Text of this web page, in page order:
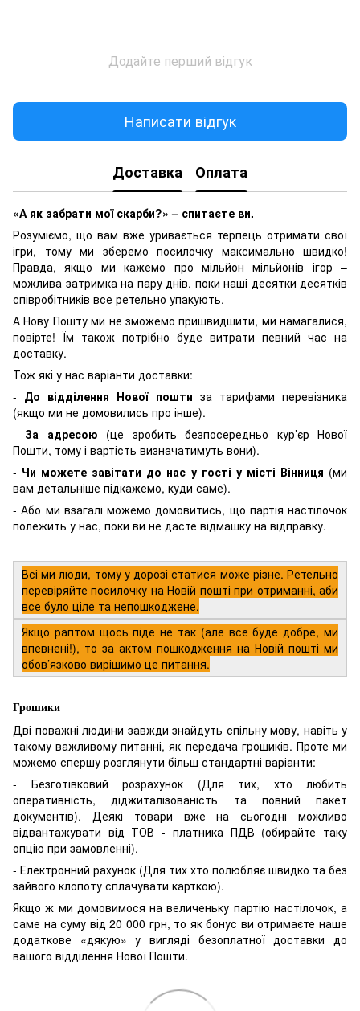
Додайте перший відгук
Написати відгук
Доставка Оплата
«А як забрати мої скарби?» – спитаєте ви.
Розуміємо, що вам вже уривається терпець отримати свої
ігри, тому ми зберемо посилочку максимально швидко!
Правда, якщо ми кажемо про мільйон мільйонів ігор –
можлива затримка на пару днів, поки наші десятки десятків
співробітників все ретельно упакують.
А Нову Пошту ми не зможемо пришвидшити, ми намагалися,
повірте! Їм також потрібно буде витрати певний час на
доставку.
Тож які у нас варіанти доставки:
- До відділення Нової пошти за тарифами перевізника
(якщо ми не домовились про інше).
- За адресою (це зробить безпосередньо кур’єр Нової
Пошти, тому і вартість визначатимуть вони).
- Чи можете завітати до нас у гості у місті Вінниця (ми
вам детальніше підкажемо, куди саме).
- Або ми взагалі можемо домовитись, що партія настілочок
полежить у нас, поки ви не дасте відмашку на відправку.
Всі ми люди, тому у дорозі статися може різне. Ретельно
перевіряйте посилочку на Новій пошті при отриманні, аби
все було ціле та непошкоджене.
Якщо раптом щось піде не так (але все буде добре, ми
впевнені!), то за актом пошкодження на Новій пошті ми
обов’язково вирішимо це питання.
Грошики
Дві поважні людини завжди знайдуть спільну мову, навіть у
такому важливому питанні, як передача грошиків. Проте ми
можемо спершу розглянути більш стандартні варіанти:
- Безготівковий розрахунок (Для тих, хто любить
оперативність, діджиталізованість та повний пакет
документів). Деякі товари вже на сьогодні можливо
відвантажувати від ТОВ - платника ПДВ (обирайте таку
опцію при замовленні).
- Електронний рахунок (Для тих хто полюбляє швидко та без
зайвого клопоту сплачувати карткою).
Якщо ж ми домовимося на величеньку партію настілочок, а
саме на суму від 20 000 грн, то як бонус ви отримаєте наше
додаткове «дякую» у вигляді безоплатної доставки до
вашого відділення Нової Пошти.